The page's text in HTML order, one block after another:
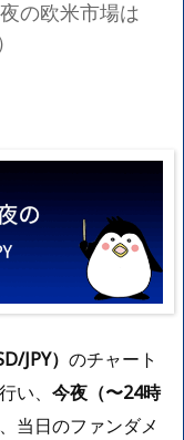
の欧米市場は
JPY） のチャート
い、 今夜（〜24時
当日のファンダメ